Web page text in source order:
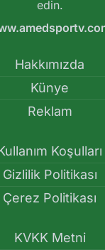
edin.
Hakkımızda
Künye
Reklam
Koşulları
Gizlilik Politikası
Çerez Politikası
KVKK Metni